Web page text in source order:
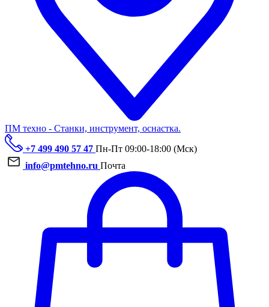
ПМ техно - Станки, инструмент, оснастка.
+7 499 490 57 47 Пн-Пт 09:00-18:00 (Мск)
info@pmtehno.ru Почта